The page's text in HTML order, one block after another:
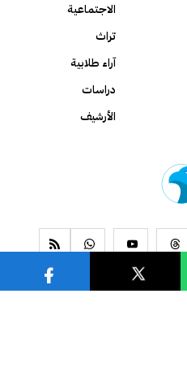
الاجتماعية
تراث
آراء طلابية
دراسات
الأرشيف